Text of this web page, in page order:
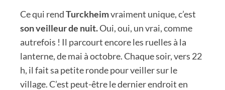
Ce qui rendTurckheimvraiment unique, c’est
son veilleur de nuit.Oui, oui, un vrai, comme
autrefois ! Il parcourt encore les ruelles à la
lanterne, de mai à octobre. Chaque soir, vers 22
h, il fait sa petite ronde pour veiller sur le
village. C’est peut-être le dernier endroit en